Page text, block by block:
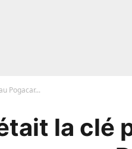
Pogacar...
la clé